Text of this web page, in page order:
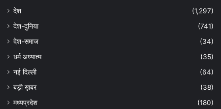
देश
(1,297)
देश-दुनिया
(741)
देश-समाज
(34)
धर्म अध्यात्म
(35)
नई दिल्ली
(64)
बड़ी ख़बर
(38)
मध्यप्रदेश
(180)